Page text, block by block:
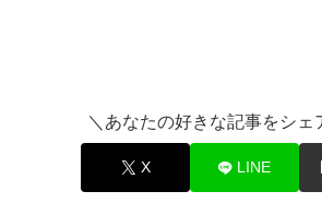
＼あなたの好きな記事をシェ
X LINE